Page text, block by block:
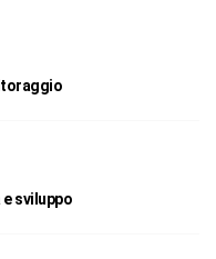
sviluppo